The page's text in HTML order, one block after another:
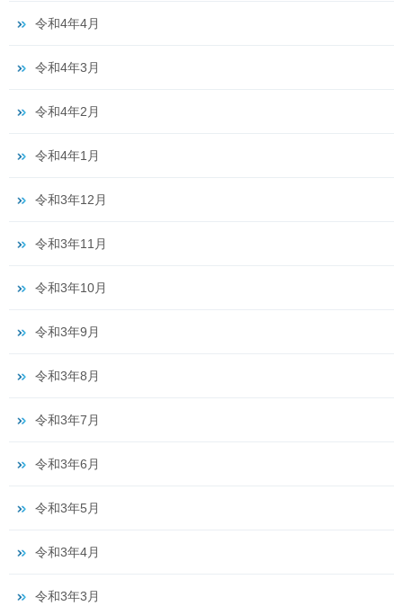
令和4年4月
令和4年3月
令和4年2月
令和4年1月
令和3年12月
令和3年11月
令和3年10月
令和3年9月
令和3年8月
令和3年7月
令和3年6月
令和3年5月
令和3年4月
令和3年3月